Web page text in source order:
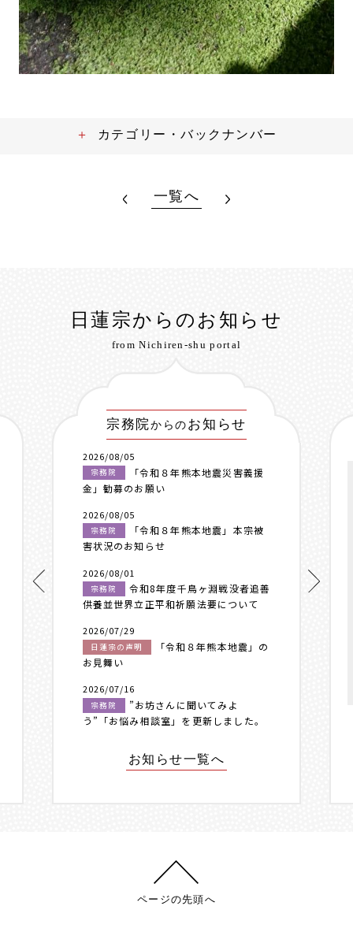
カテゴリー・バックナンバー
一覧へ
日蓮宗からのお知らせ
from Nichiren-shu portal
宗務院からのお知らせ
2026/08/05
宗務院
「令和８年熊本地震災害義援
金」勧募のお願い
2026/08/05
宗務院
「令和８年熊本地震」本宗被
害状況のお知らせ
2026/08/01
宗務院
令和8年度千鳥ヶ淵戦没者追善
供養並世界立正平和祈願法要について
2026/07/29
日蓮宗の声明
「令和８年熊本地震」の
お見舞い
2026/07/16
宗務院
”お坊さんに聞いてみよ
う”「お悩み相談室」を更新しました。
お知らせ一覧へ
ページの先頭へ